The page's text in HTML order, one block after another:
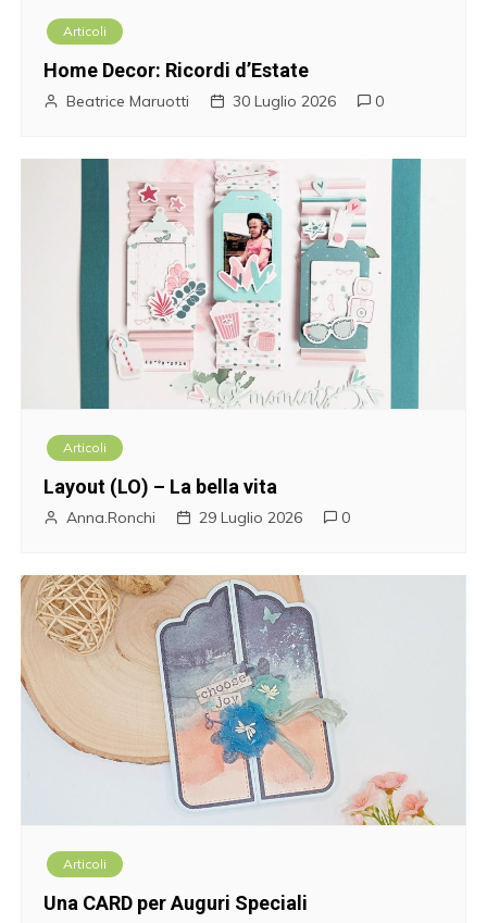
Articoli
Home Decor: Ricordi d’Estate
Beatrice Maruotti 30 Luglio 2026 0
Articoli
Layout (LO) – La bella vita
Anna.Ronchi 29 Luglio 2026 0
Articoli
Una CARD per Auguri Speciali